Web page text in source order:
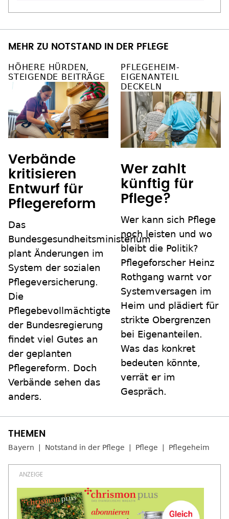
MEHR ZU NOTSTAND IN DER PFLEGE
HÖHERE HÜRDEN,
STEIGENDE BEITRÄGE
Verbände
kritisieren
Entwurf für
Pflegereform
Das
Bundesgesundheitsministerium
plant Änderungen im
System der sozialen
Pflegeversicherung.
Die
Pflegebevollmächtigte
der Bundesregierung
findet viel Gutes an
der geplanten
Pflegereform. Doch
Verbände sehen das
anders.
PFLEGEHEIM-
EIGENANTEIL
DECKELN
Wer zahlt
künftig für
Pflege?
Wer kann sich Pflege
noch leisten und wo
bleibt die Politik?
Pflegeforscher Heinz
Rothgang warnt vor
Systemversagen im
Heim und plädiert für
strikte Obergrenzen
bei Eigenanteilen.
Was das konkret
bedeuten könnte,
verrät er im
Gespräch.
Bayern Notstand in der Pflege Pflege Pflegeheim